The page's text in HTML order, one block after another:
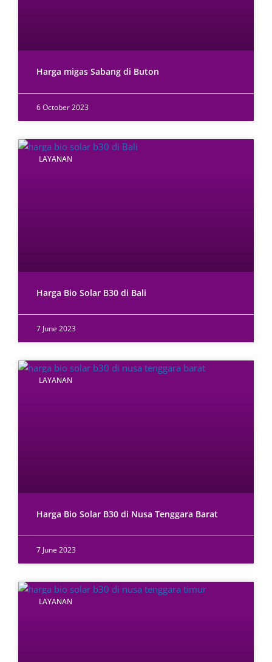
Harga migas Sabang di Buton
6 October 2023
LAYANAN
Harga Bio Solar B30 di Bali
7 June 2023
LAYANAN
Harga Bio Solar B30 di Nusa Tenggara Barat
7 June 2023
LAYANAN